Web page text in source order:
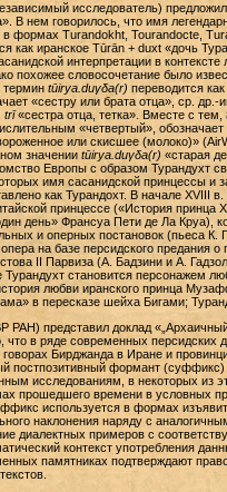
исследователь)
В нем говорилось, что имя
в формах Turandokht, Tourandocte,
как иранское Tūrān + duxt «дочь
интерпретации в
похожее словосочетание было
термин tūirya.duγδa(r) переводится
«сестру или брата отца», ср. др.-
trī«сестра отца, тетка». Вместе с тем,
«четвертый», обозначает
или скисшее (молоко)»
значении tūirya.duγδa(r) «старая
Европы с образом Турандухт
имя сасанидской принцессы и
как Турандохт. В начале XVIII
принцессе («История принца
день» Франсуа Пети де Ла Круа),
и оперных постановок (пьеса
на базе персидского предания
II Парвиза (А. Бадзини и А.
становится персонажем
любви иранского принца
в пересказе шейха Бигами;
РАН) представил доклад
что в ряде современных персидских
Бирджанда в Иране и
постпозитивный формант
исследованиям, в некоторых из
прошедшего времени в условных
используется в формах
наклонения наряду с
диалектных примеров с
контекст употребления
памятниках подтверждают